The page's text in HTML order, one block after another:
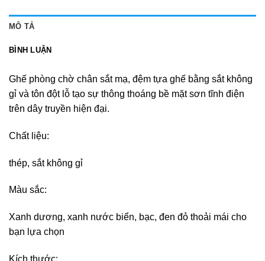
MÔ TẢ
BÌNH LUẬN
Ghế phòng chờ chân sắt mạ, đệm tựa ghế bằng sắt không
gỉ và tôn đột lỗ tạo sự thông thoáng bề mặt sơn tĩnh điện
trên dây truyền hiện đại.
Chất liệu:
thép, sắt không gỉ
Màu sắc:
Xanh dương, xanh nước biển, bạc, đen đỏ thoải mái cho
bạn lựa chọn
Kích thước: